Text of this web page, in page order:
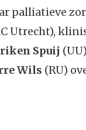
palliatieve
Utrecht),
Spuij
Wils (RU)